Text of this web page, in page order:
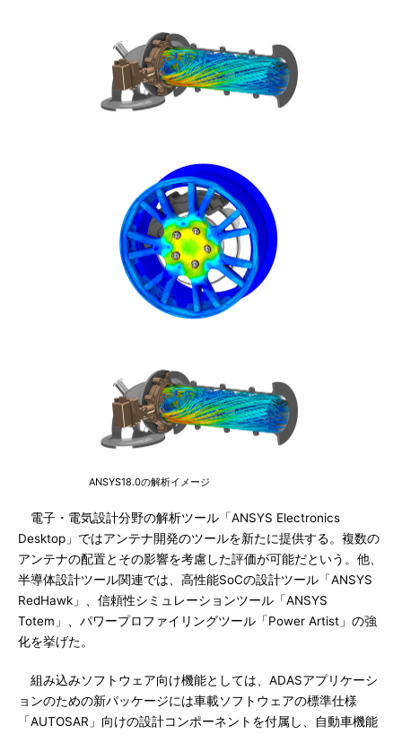
ANSYS18.0の解析イメージ
電子・電気設計分野の解析ツール「ANSYS Electronics
Desktop」ではアンテナ開発のツールを新たに提供する。複数の
アンテナの配置とその影響を考慮した評価が可能だという。他、
半導体設計ツール関連では、高性能SoCの設計ツール「ANSYS
RedHawk」、信頼性シミュレーションツール「ANSYS
Totem」、パワープロファイリングツール「Power Artist」の強
化を挙げた。
組み込みソフトウェア向け機能としては、ADASアプリケーシ
ョンのための新パッケージには車載ソフトウェアの標準仕様
「AUTOSAR」向けの設計コンポーネントを付属し、自動車機能